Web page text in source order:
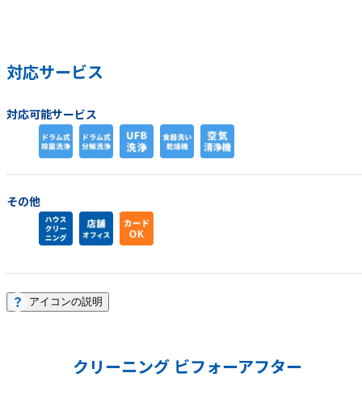
対応サービス
対応可能サービス
その他
アイコンの説明
クリーニング ビフォーアフター